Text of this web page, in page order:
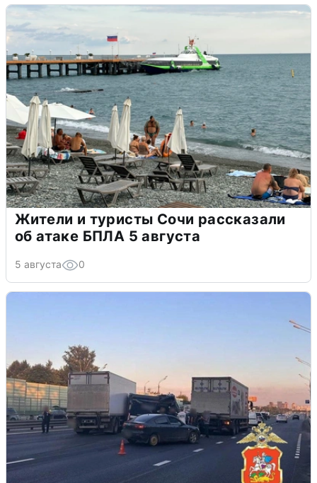
Жители и туристы Сочи рассказали
об атаке БПЛА 5 августа
5 августа 0